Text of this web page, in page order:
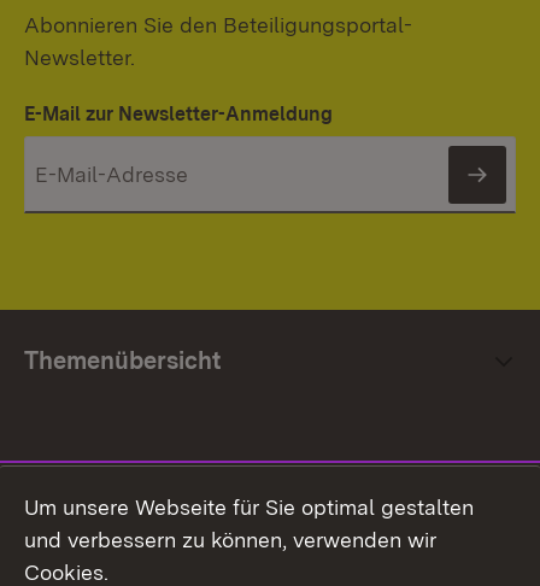
Abonnieren Sie den Beteiligungsportal-
Newsletter.
E-Mail zur Newsletter-Anmeldung
Themenübersicht
Facebook
Um unsere Webseite für Sie optimal gestalten
und verbessern zu können, verwenden wir
Cookies.